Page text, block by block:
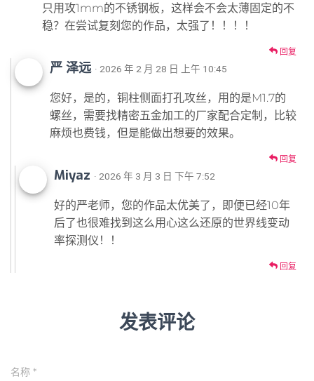
只用攻1mm的不锈钢板，这样会不会太薄固定的不
稳？在尝试复刻您的作品，太强了！！！！
回复
严 泽远 · 2026 年 2 月 28 日 上午 10:45
您好，是的，铜柱侧面打孔攻丝，用的是M1.7的
螺丝，需要找精密五金加工的厂家配合定制，比较
麻烦也费钱，但是能做出想要的效果。
回复
Miyaz · 2026 年 3 月 3 日 下午 7:52
好的严老师，您的作品太优美了，即便已经10年
后了也很难找到这么用心这么还原的世界线变动
率探测仪！！
回复
发表评论
名称 *